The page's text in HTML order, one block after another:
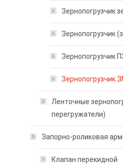
Зернопогрузчик
Зернопогрузчик
Зернопогрузчик
Зернопогрузчик
Ленточные
перегружатели)
Запорно-роликовая
Клапан перекидной